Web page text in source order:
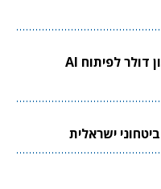
Limitless Labs גייסה 20 מיליון דולר לפיתוח AI